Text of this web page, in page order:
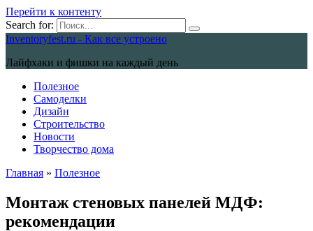
Перейти к контенту
Search for:
Inventoryfest.ru - Как все устроено
Лайфхаки и фишки на каждый день
Полезное
Самоделки
Дизайн
Строительство
Новости
Творчество дома
Главная » Полезное
Монтаж стеновых панелей МДФ:
рекомендации